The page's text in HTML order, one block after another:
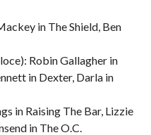
in The Shield, Ben
Robin Gallagher in
in Dexter, Darla in
in Raising The Bar, Lizzie
in The O.C.